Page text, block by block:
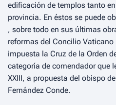
edificación de templos tanto
provincia. En éstos se puede
, sobre todo en sus últimas
reformas del Concilio Vaticano
impuesta la Cruz de la Orden
categoría de comendador que
XXIII, a propuesta del obispo
Fernández Conde.